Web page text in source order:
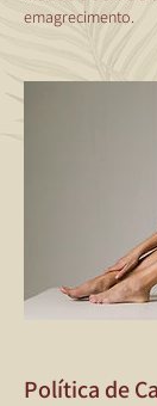
emagrecimento.
Política de